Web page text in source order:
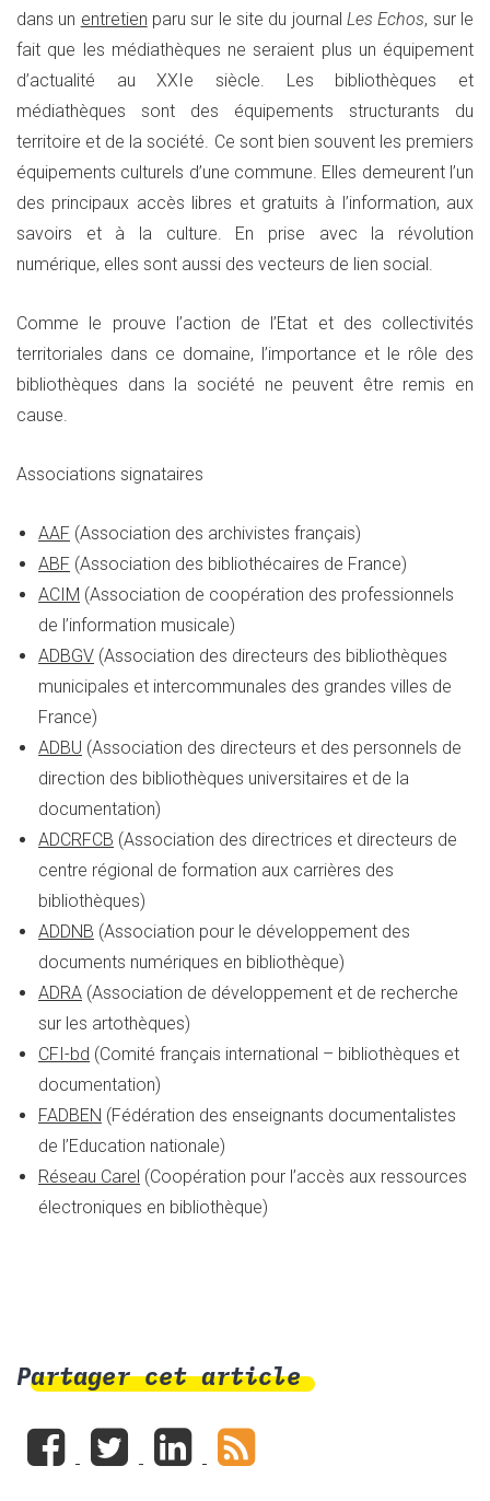
dans un entretien paru sur le site du journalLes Echos, sur le
fait que les médiathèques ne seraient plus un équipement
d’actualité au XXIe siècle. Les bibliothèques et
médiathèques sont des équipements structurants du
territoire et de la société. Ce sont bien souvent les premiers
équipements culturels d’une commune. Elles demeurent l’un
des principaux accès libres et gratuits à l’information, aux
savoirs et à la culture. En prise avec la révolution
numérique, elles sont aussi des vecteurs de lien social.
Comme le prouve l’action de l’Etat et des collectivités
territoriales dans ce domaine, l’importance et le rôle des
bibliothèques dans la société ne peuvent être remis en
cause.
Associations signataires
AAF (Association des archivistes français)
ABF (Association des bibliothécaires de France)
ACIM (Association de coopération des professionnels
de l’information musicale)
ADBGV (Association des directeurs des bibliothèques
municipales et intercommunales des grandes villes de
France)
ADBU (Association des directeurs et des personnels de
direction des bibliothèques universitaires et de la
documentation)
ADCRFCB (Association des directrices et directeurs de
centre régional de formation aux carrières des
bibliothèques)
ADDNB (Association pour le développement des
documents numériques en bibliothèque)
ADRA (Association de développement et de recherche
sur les artothèques)
CFI-bd (Comité français international – bibliothèques et
documentation)
FADBEN (Fédération des enseignants documentalistes
de l’Education nationale)
Réseau Carel (Coopération pour l’accès aux ressources
électroniques en bibliothèque)
Partager cet article